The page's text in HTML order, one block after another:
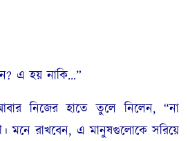
এ হয় নাকি…”
নিজের হাতে তুলে নিলেন, “না
মনে রাখবেন, এ মানুষগুলোকে সরিয়ে